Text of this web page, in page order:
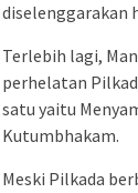
diselenggarakan
Terlebih lagi,
perhelatan
satu yaitu
Kutumbhakam.
Meski Pilkada